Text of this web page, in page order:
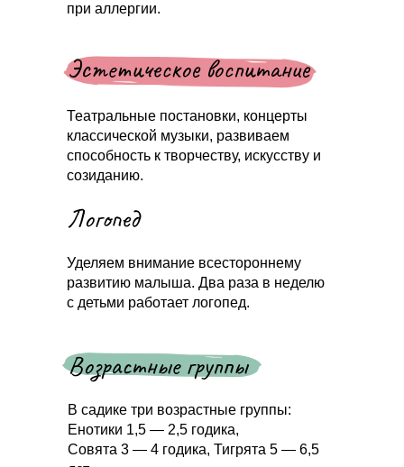
Логопед
при аллергии.
Уделяем внимание всестороннему
развитию малыша. Два раза в неделю
с детьми работает логопед.
Эстетическое воспитание
Театральные постановки, концерты
классической музыки, развиваем
способность к творчеству, искусству и
созиданию.
Возрастные группы
В садике три возрастные группы:
Енотики 1,5 — 2,5 годика,
Совята 3 — 4 годика, Тигрята 5 — 6,5